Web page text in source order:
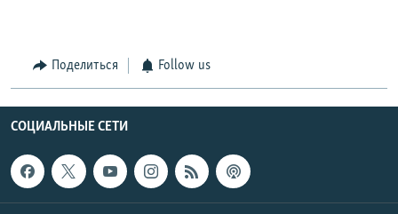
Поделиться Follow us
СОЦИАЛЬНЫЕ СЕТИ